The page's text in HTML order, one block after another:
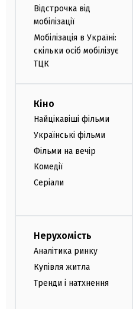
Відстрочка від
мобілізації
Мобілізація в Україні:
скільки осіб мобілізує
ТЦК
Кіно
Найцікавіші фільми
Українські фільми
Фільми на вечір
Комедії
Серіали
Нерухомість
Аналітика ринку
Купівля житла
Тренди і натхнення